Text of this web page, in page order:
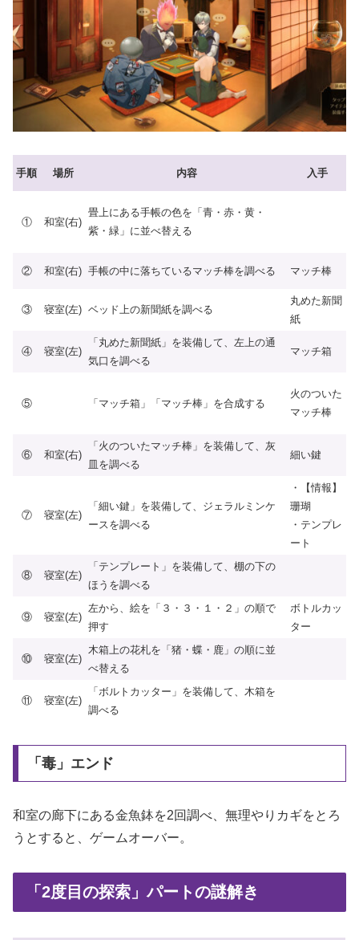
手順 場所 内容 入手
① 和室(右)
畳上にある手帳の色を「青・赤・黄・
紫・緑」に並べ替える
② 和室(右) 手帳の中に落ちているマッチ棒を調べる マッチ棒
③ 寝室(左) ベッド上の新聞紙を調べる
丸めた新聞
紙
④ 寝室(左)
「丸めた新聞紙」を装備して、左上の通
気口を調べる
マッチ箱
⑤ 「マッチ箱」「マッチ棒」を合成する
火のついた
マッチ棒
⑥ 和室(右)
「火のついたマッチ棒」を装備して、灰
皿を調べる
細い鍵
⑦ 寝室(左)
「細い鍵」を装備して、ジェラルミンケ
ースを調べる
・【情報】
珊瑚
・テンプレ
ート
⑧ 寝室(左)
「テンプレート」を装備して、棚の下の
ほうを調べる
⑨ 寝室(左)
左から、絵を「３・３・１・２」の順で
押す
ボトルカッ
ター
⑩ 寝室(左)
木箱上の花札を「猪・蝶・鹿」の順に並
べ替える
⑪ 寝室(左)
「ボルトカッター」を装備して、木箱を
調べる
「毒」エンド
和室の廊下にある金魚鉢を2回調べ、無理やりカギをとろ
うとすると、ゲームオーバー。
「2度目の探索」パートの謎解き